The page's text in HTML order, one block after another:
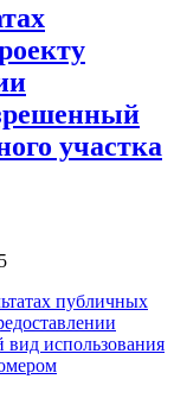
участка
публичных
использования